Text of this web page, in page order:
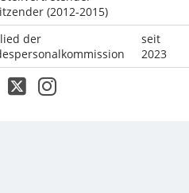
(2012-2015)
der
seit
2023